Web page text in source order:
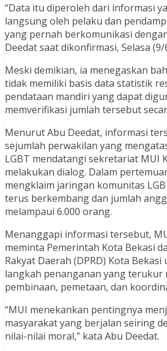
“Data itu diperoleh dari informasi
langsung oleh pelaku dan
yang pernah berkomunikasi
Deedat saat dikonfirmasi, Selasa (9/
Meski demikian, ia menegaskan
tidak memiliki basis data statistik
pendataan mandiri yang dapat
memverifikasi jumlah tersebut
Menurut Abu Deedat, informasi
sejumlah perwakilan yang
LGBT mendatangi sekretariat MUI
melakukan dialog. Dalam
mengklaim jaringan komunitas
terus berkembang dan jumlah
melampaui 6.000 orang.
Menanggapi informasi tersebut,
meminta Pemerintah Kota Bekasi
Rakyat Daerah (DPRD) Kota
langkah penanganan yang terukur
pembinaan, pemetaan, dan
“MUI menekankan pentingnya
masyarakat yang berjalan seiring
nilai-nilai moral,” kata Abu Deedat.